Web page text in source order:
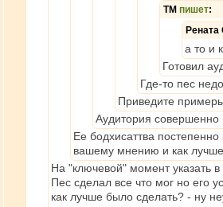
ТМ пишет:
Рената
а то и
Готовил
Где-то пес
Приведите
Аудитория совершенно
Ее бодхисаттва
вашему мнению и как
На "ключевой" момент указать
Пес сделал все что мог но его
как лучше было сделать? - ну